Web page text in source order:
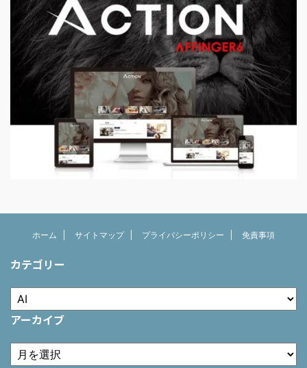
ホーム サイトマップ プライバシーポリシー 免責事項
カテゴリー
アーカイブ